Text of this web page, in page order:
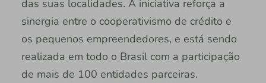
das suas localidades. A iniciativa reforça a
sinergia entre o cooperativismo de crédito e
os pequenos empreendedores, e está sendo
realizada em todo o Brasil com a participação
de mais de 100 entidades parceiras.